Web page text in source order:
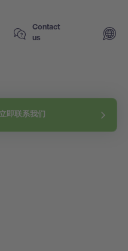
Contact
us
即联系我们